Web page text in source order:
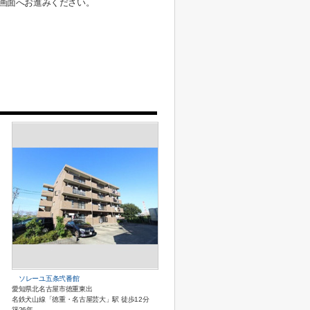
へお進みください。
ソレーユ五条弐番館
愛知県北名古屋市徳重東出
名鉄犬山線「徳重・名古屋芸大」駅 徒歩12分